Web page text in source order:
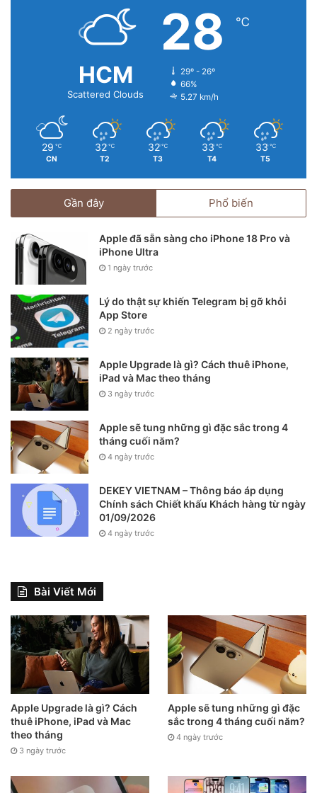
HCM
Scattered Clouds
28 ℃
29º - 26º
66%
5.27 km/h
29 ℃
CN
32 ℃
T2
32 ℃
T3
33 ℃
T4
33 ℃
T5
Gần đây Phổ biến
Apple đã sẵn sàng cho iPhone 18 Pro và
iPhone Ultra
1 ngày trước
Lý do thật sự khiến Telegram bị gỡ khỏi
App Store
2 ngày trước
Apple Upgrade là gì? Cách thuê iPhone,
iPad và Mac theo tháng
3 ngày trước
Apple sẽ tung những gì đặc sắc trong 4
tháng cuối năm?
4 ngày trước
DEKEY VIETNAM – Thông báo áp dụng
Chính sách Chiết khấu Khách hàng từ ngày
01/09/2026
4 ngày trước
Bài Viết Mới
Apple Upgrade là gì? Cách
thuê iPhone, iPad và Mac
theo tháng
3 ngày trước
Apple sẽ tung những gì đặc
sắc trong 4 tháng cuối năm?
4 ngày trước